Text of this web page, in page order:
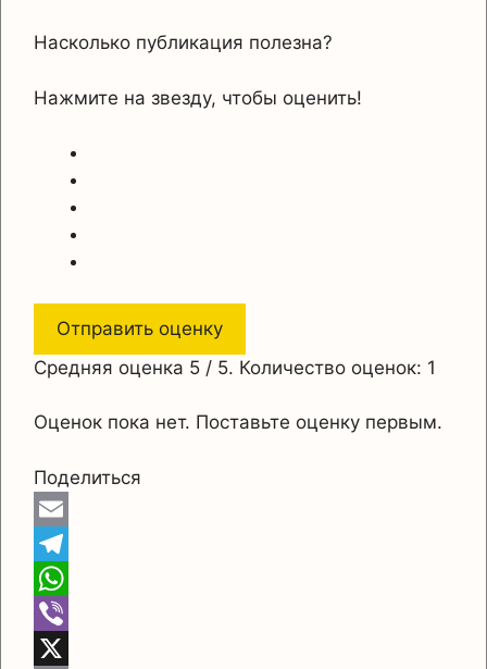
Насколько публикация полезна?
Нажмите на звезду, чтобы оценить!
Отправить оценку
Средняя оценка 5 / 5. Количество оценок: 1
Оценок пока нет. Поставьте оценку первым.
Поделиться
E
m
a
T
e
W
hV